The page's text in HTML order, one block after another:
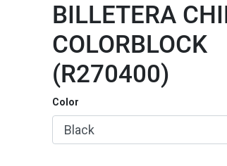
BILLETERA
COLORBLOCK
(R270400)
Color